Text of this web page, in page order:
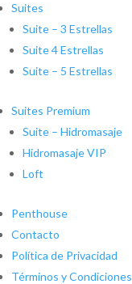
Suites
Suite – 3 Estrellas
Suite 4 Estrellas
Suite – 5 Estrellas
Suites Premium
Suite – Hidromasaje
Hidromasaje VIP
Loft
Penthouse
Contacto
Política de Privacidad
Términos y Condiciones